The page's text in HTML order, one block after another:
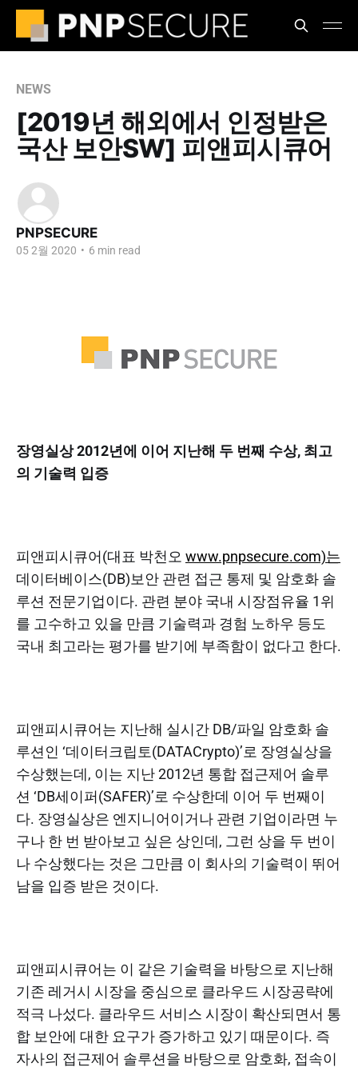
NEWS
[2019년 해외에서 인정받은
국산 보안SW] 피앤피시큐어
PNPSECURE
05 2월 2020 • 6 min read
장영실상 2012년에 이어 지난해 두 번째 수상, 최고
의 기술력 입증
피앤피시큐어(대표 박천오 www.pnpsecure.com)는
데이터베이스(DB)보안 관련 접근 통제 및 암호화 솔
루션 전문기업이다. 관련 분야 국내 시장점유율 1위
를 고수하고 있을 만큼 기술력과 경험 노하우 등도
국내 최고라는 평가를 받기에 부족함이 없다고 한다.
피앤피시큐어는 지난해 실시간 DB/파일 암호화 솔
루션인 ‘데이터크립토(DATACrypto)’로 장영실상을
수상했는데, 이는 지난 2012년 통합 접근제어 솔루
션 ‘DB세이퍼(SAFER)’로 수상한데 이어 두 번째이
다. 장영실상은 엔지니어이거나 관련 기업이라면 누
구나 한 번 받아보고 싶은 상인데, 그런 상을 두 번이
나 수상했다는 것은 그만큼 이 회사의 기술력이 뛰어
남을 입증 받은 것이다.
피앤피시큐어는 이 같은 기술력을 바탕으로 지난해
기존 레거시 시장을 중심으로 클라우드 시장공략에
적극 나섰다. 클라우드 서비스 시장이 확산되면서 통
합 보안에 대한 요구가 증가하고 있기 때문이다. 즉
자사의 접근제어 솔루션을 바탕으로 암호화, 접속이